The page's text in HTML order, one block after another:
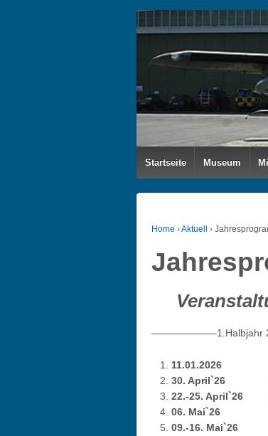
Startseite Museum
Home ›Aktuell ›
11.01.2026
30. April`26
22.-25. April`26
06. Mai`26
09.-16. Mai`26